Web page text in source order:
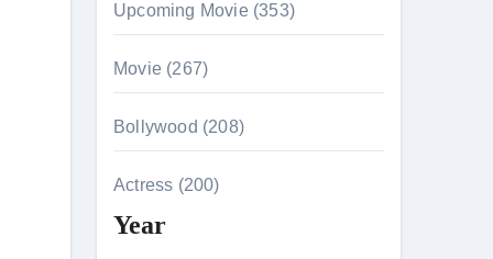
Upcoming Movie (353)
Movie (267)
Bollywood (208)
Actress (200)
Year